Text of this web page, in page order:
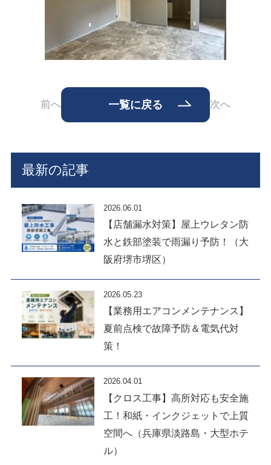
前へ 一覧に戻る 次へ
最新の記事
2026.06.01
【店舗漏水対策】屋上ウレタン防
水と鉄部塗装で雨漏り予防！（大
阪府堺市堺区）
2026.05.23
【業務用エアコンメンテナンス】
夏前点検で故障予防＆電気代対
策！
2026.04.01
【クロス工事】高所対応も安全施
工！和紙・インクジェットで上質
空間へ（兵庫県淡路島・大型ホテ
ル）